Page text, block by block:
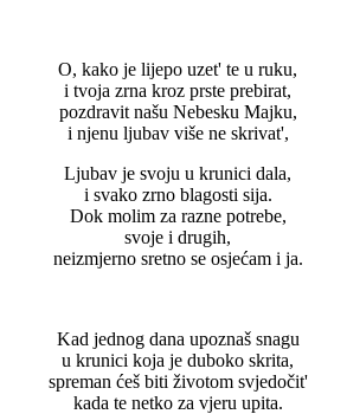
O, kako je lijepo uzet' te u ruku,
i tvoja zrna kroz prste prebirat,
pozdravit našu Nebesku Majku,
i njenu ljubav više ne skrivat',
Ljubav je svoju u krunici dala,
i svako zrno blagosti sija.
Dok molim za razne potrebe,
svoje i drugih,
neizmjerno sretno se osjećam i ja.
Kad jednog dana upoznaš snagu
u krunici koja je duboko skrita,
spreman ćeš biti životom svjedočit'
kada te netko za vjeru upita.